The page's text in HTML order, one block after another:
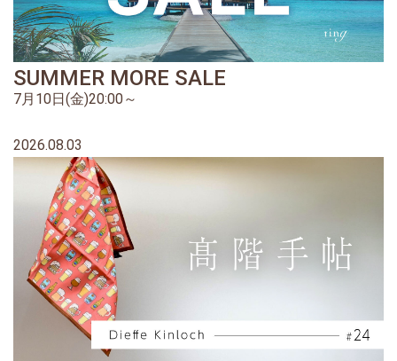
SUMMER MORE SALE
7月10日(金)20:00～
2026.08.03